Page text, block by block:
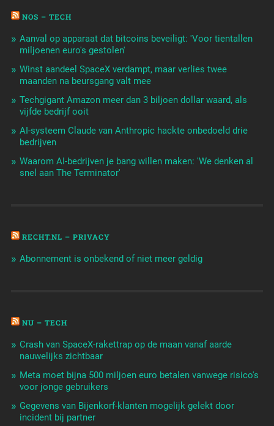
NOS – TECH
Aanval op apparaat dat bitcoins beveiligt: 'Voor tientallen
miljoenen euro's gestolen'
Winst aandeel SpaceX verdampt, maar verlies twee
maanden na beursgang valt mee
Techgigant Amazon meer dan 3 biljoen dollar waard, als
vijfde bedrijf ooit
AI-systeem Claude van Anthropic hackte onbedoeld drie
bedrijven
Waarom AI-bedrijven je bang willen maken: 'We denken al
snel aan The Terminator'
RECHT.NL – PRIVACY
Abonnement is onbekend of niet meer geldig
NU – TECH
Crash van SpaceX-rakettrap op de maan vanaf aarde
nauwelijks zichtbaar
Meta moet bijna 500 miljoen euro betalen vanwege risico's
voor jonge gebruikers
Gegevens van Bijenkorf-klanten mogelijk gelekt door
incident bij partner